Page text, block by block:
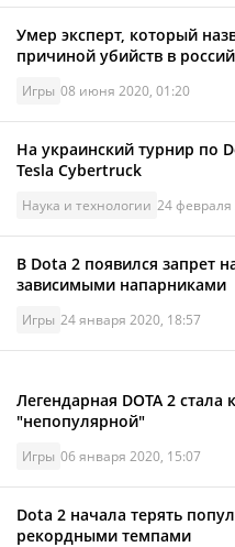
Умер эксперт, который
причиной убийств в
Игры 08 июня 2020, 01:20
На украинский турнир по
Tesla Cybertruck
Наука и технологии 24 февраля
В Dota 2 появился запрет
зависимыми напарниками
Игры 24 января 2020, 18:57
Легендарная DOTA 2 стала
"непопулярной"
Игры 06 января 2020, 15:07
Dota 2 начала терять
рекордными темпами